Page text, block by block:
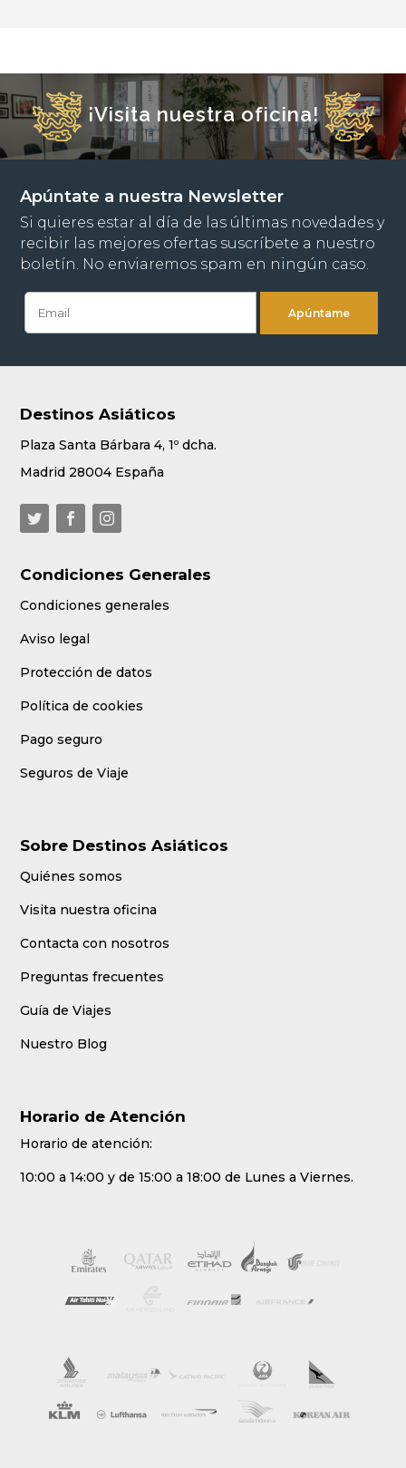
¡Visita nuestra oficina!
Apúntate a nuestra Newsletter
Si quieres estar al día de las últimas novedades y
recibir las mejores ofertas suscríbete a nuestro
boletín. No enviaremos spam en ningún caso.
Destinos Asiáticos
Plaza Santa Bárbara 4, 1º dcha.
Madrid 28004 España
Condiciones Generales
Condiciones generales
Aviso legal
Protección de datos
Política de cookies
Pago seguro
Seguros de Viaje
Sobre Destinos Asiáticos
Quiénes somos
Visita nuestra oficina
Contacta con nosotros
Preguntas frecuentes
Guía de Viajes
Nuestro Blog
Horario de Atención
Horario de atención:
10:00 a 14:00 y de 15:00 a 18:00 de Lunes a Viernes.